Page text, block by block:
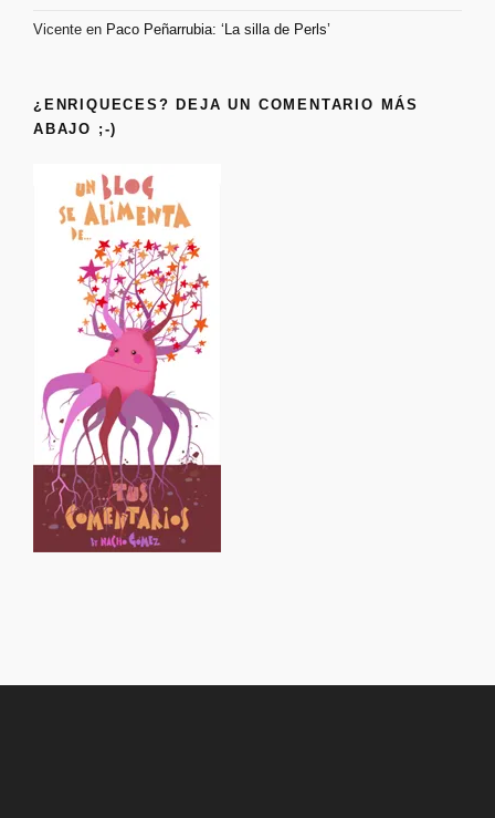
Vicente en Paco Peñarrubia: ‘La silla de Perls’
¿ENRIQUECES? DEJA UN COMENTARIO MÁS
ABAJO ;-)